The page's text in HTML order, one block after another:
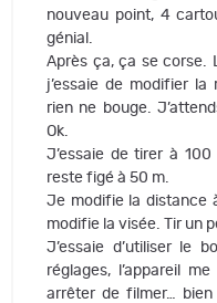
nouveau point, 4
génial.
Après ça, ça se corse.
j’essaie de modifier
rien ne bouge.
Ok.
J’essaie de tirer à
reste figé à 50 m.
Je modifie la distance
modifie la visée. Tir un
J’essaie d’utiliser le
réglages, l’appareil
arrêter de filmer…